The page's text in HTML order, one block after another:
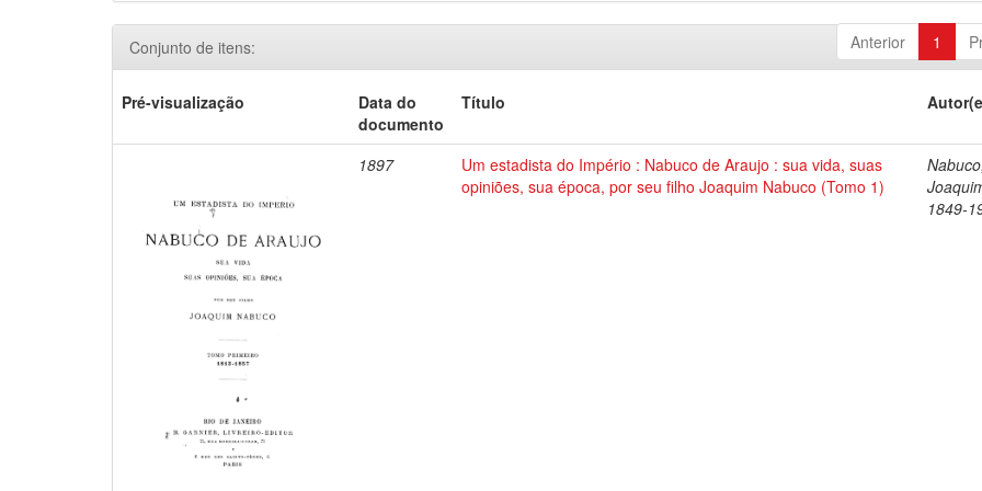
Anterior 1
Conjunto de itens:
Pré-visualização
Data do
documento
Título
1897
Um estadista do Império : Nabuco de Araujo : sua vida, suas
opiniões, sua época, por seu filho Joaquim Nabuco (Tomo 1)
Nabuco,
1849-